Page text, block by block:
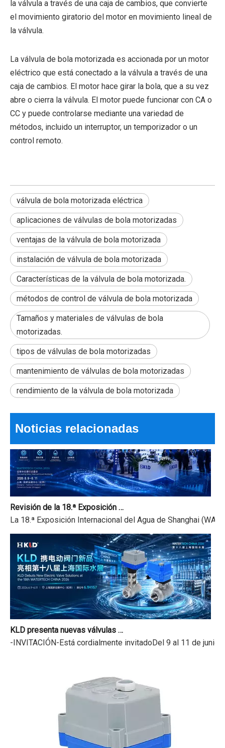
la válvula a través de una caja de cambios, que convierte
el movimiento giratorio del motor en movimiento lineal de
la válvula.
La válvula de bola motorizada es accionada por un motor
eléctrico que está conectado a la válvula a través de una
caja de cambios. El motor hace girar la bola, que a su vez
abre o cierra la válvula. El motor puede funcionar con CA o
CC y puede controlarse mediante una variedad de
métodos, incluido un interruptor, un temporizador o un
control remoto.
válvula de bola motorizada eléctrica
aplicaciones de válvulas de bola motorizadas
ventajas de la válvula de bola motorizada
instalación de válvula de bola motorizada
Características de la válvula de bola motorizada.
métodos de control de válvula de bola motorizada
Tamaños y materiales de válvulas de bola
motorizadas.
tipos de válvulas de bola motorizadas
mantenimiento de válvulas de bola motorizadas
rendimiento de la válvula de bola motorizada
Noticias relacionadas
¿Las mejores válvulas de bola eléctricas de 2026 para un control de flujo eficiente?
¿Puede una pequeña válvula hacer que todo un sistema
Revisión de la 18.ª Exposición Internacional del Agua de Shanghai y aviso de vacaciones del Festival del Bote del Dragón
La 18.ª Exposición Internacional del Agua de Shanghai
KLD presenta nuevas válvulas motorizadas en la 18.ª Exposición Internacional del Agua de Shanghai
-INVITACIÓN-Está cordialmente invitadoDel 9 al 11 de junio